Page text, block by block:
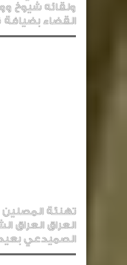
ولقائه شيوخ
القضاء بضيافة
تهنئة
العراق العراق
الصميدعي